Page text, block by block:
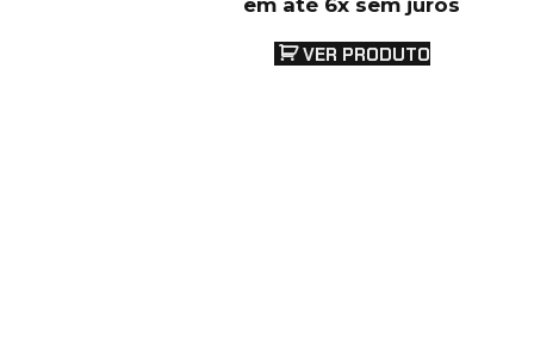
VER PRODUTO